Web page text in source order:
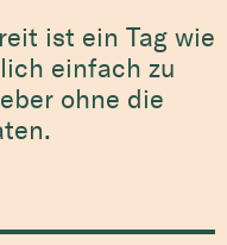
ist ein Tag wie
einfach zu
ohne die